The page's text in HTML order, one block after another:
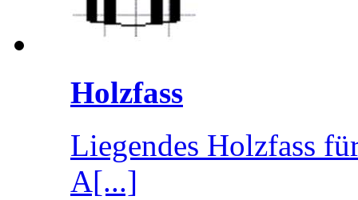
Holzfass
Liegendes Holzfass
A[...]